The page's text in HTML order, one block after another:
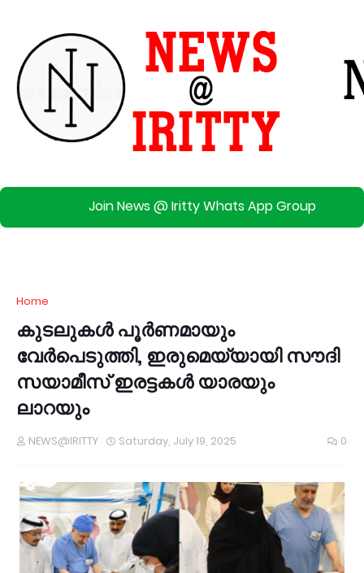
Join News @ Iritty Whats App Group
Home
കുടലുകൾ പൂർണമായും
വേർപെടുത്തി, ഇരുമെയ്യായി സൗദി
സയാമീസ് ഇരട്ടകൾ യാരയും
ലാറയും
NEWS@IRITTY Saturday, July 19, 2025 0